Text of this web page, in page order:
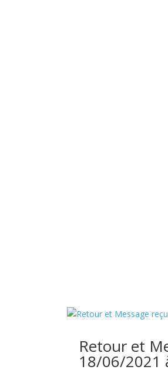
Retour et
18/06/2021